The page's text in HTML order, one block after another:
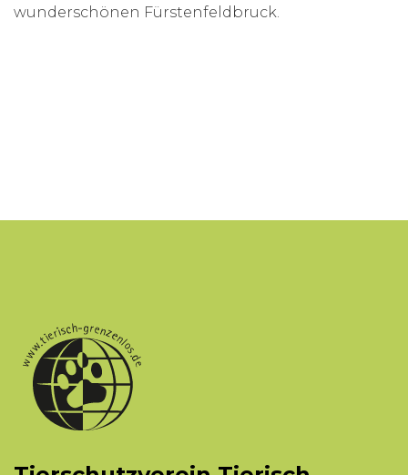
wunderschönen Fürstenfeldbruck.